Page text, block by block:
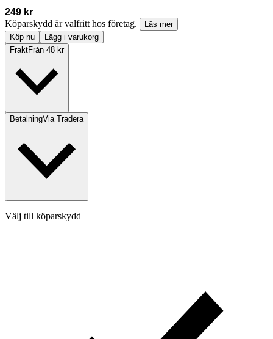
249 kr
Köparskydd är valfritt hos företag.
Läs mer
Köp nu
Lägg i varukorg
FraktFrån 48 kr
BetalningVia Tradera
Välj till köparskydd